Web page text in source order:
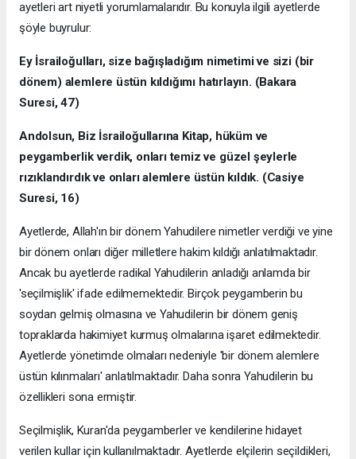
ayetleri art niyetli yorumlamalarıdır. Bu konuyla ilgili ayetlerde
şöyle buyrulur:
Ey İsrailoğulları, size bağışladığım nimetimi ve sizi (bir
dönem) alemlere üstün kıldığımı hatırlayın. (Bakara
Suresi, 47)
Andolsun, Biz İsrailoğullarına Kitap, hüküm ve
peygamberlik verdik, onlarıtemiz ve güzel şeylerle
rızıklandırdık ve onlarıalemlere üstün kıldık. (Casiye
Suresi, 16)
Ayetlerde, Allah'ın bir dönem Yahudilere nimetler verdiği ve yine
bir dönem onları diğer milletlere hakim kıldığı anlatılmaktadır.
Ancak bu ayetlerde radikal Yahudilerin anladığı anlamda bir
'seçilmişlik' ifade edilmemektedir. Birçok peygamberin bu
soydan gelmiş olmasına ve Yahudilerin bir dönem geniş
topraklarda hakimiyet kurmuş olmalarına işaret edilmektedir.
Ayetlerde yönetimde olmaları nedeniyle 'bir dönem alemlere
üstün kılınmaları' anlatılmaktadır. Daha sonra Yahudilerin bu
özellikleri sona ermiştir.
Seçilmişlik, Kuran'da peygamberler ve kendilerine hidayet
verilen kullar için kullanılmaktadır. Ayetlerde elçilerin seçildikleri,